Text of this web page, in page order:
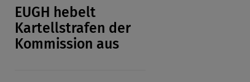
EUGH hebelt
Kartellstrafen der
Kommission aus